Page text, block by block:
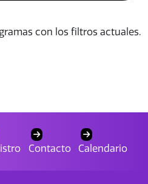
con los filtros actuales.
Contacto Calendario